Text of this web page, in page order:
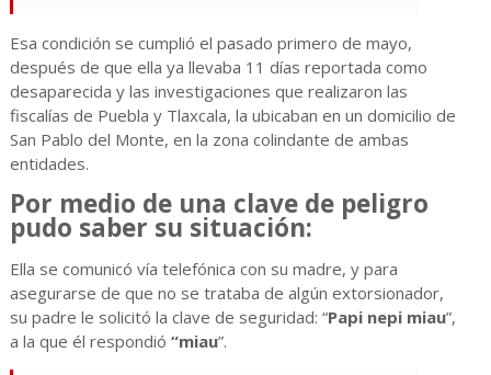
Esa condición se cumplió el pasado primero de mayo,
después de que ella ya llevaba 11 días reportada como
desaparecida y las investigaciones que realizaron las
fiscalías de Puebla y Tlaxcala, la ubicaban en un domicilio de
San Pablo del Monte, en la zona colindante de ambas
entidades.
Por medio de una clave de peligro
pudo saber su situación:
Ella se comunicó vía telefónica con su madre, y para
asegurarse de que no se trataba de algún extorsionador,
su padre le solicitó la clave de seguridad: “Papi nepi miau”,
a la que él respondió “miau”.